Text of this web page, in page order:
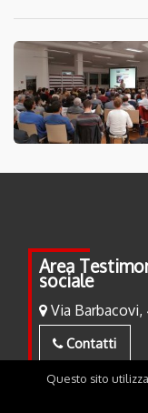
Area
sociale
Via Barbacovi,
Contatti
Questo sito